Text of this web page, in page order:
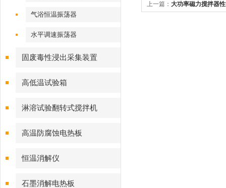
气浴恒温振荡器
水平调速振荡器
固废毒性浸出采集装置
高低温试验箱
淋溶试验翻转式搅拌机
高温防腐蚀电热板
恒温消解仪
石墨消解电热板
上一篇： 大功率磁力搅拌器